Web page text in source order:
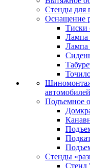
Стенды для
Оснащение
Тиски
Лампа
Лампа
автомобилей
Подъемное
Стенды
Стенд